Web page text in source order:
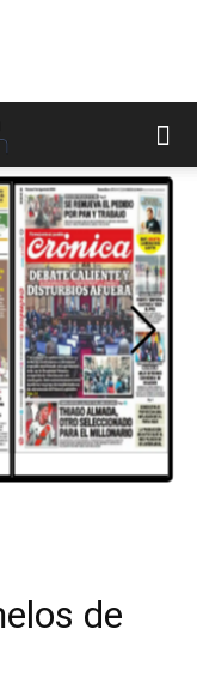
de